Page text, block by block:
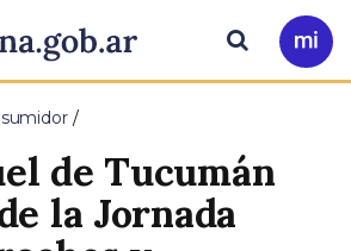
principal
Ir
a
Buscar
de Tucumán
la Jornada